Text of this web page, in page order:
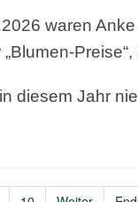
waren
diesem Jahr